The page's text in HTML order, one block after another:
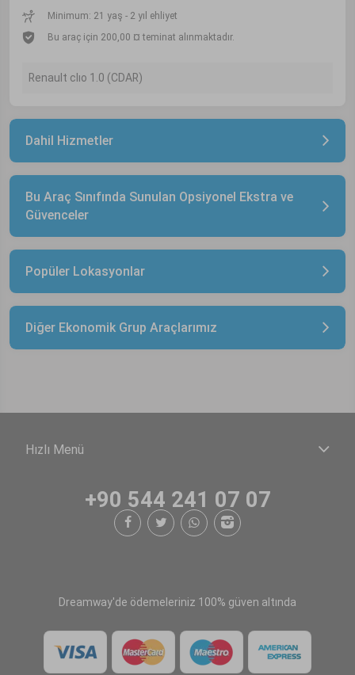
Minimum: 21 yaş - 2 yıl ehliyet
Bu araç için 200,00 ¤ teminat alınmaktadır.
Renault clıo 1.0 (CDAR)
Dahil Hizmetler
Bu Araç Sınıfında Sunulan Opsiyonel Ekstra ve
Güvenceler
Popüler Lokasyonlar
Diğer Ekonomik Grup Araçlarımız
Hızlı Menü
+90 544 241 07 07
Dreamway'de ödemeleriniz 100% güven altında